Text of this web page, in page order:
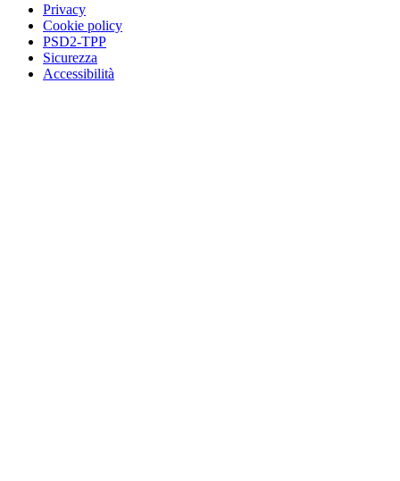
Privacy
Cookie policy
PSD2-TPP
Sicurezza
Accessibilità